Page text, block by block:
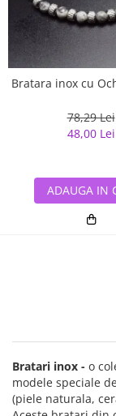
Bratara inox cu
78,29 Lei
48,00 Lei
ADAUGA IN
Bratari inox - o
modele speciale
(piele naturala,